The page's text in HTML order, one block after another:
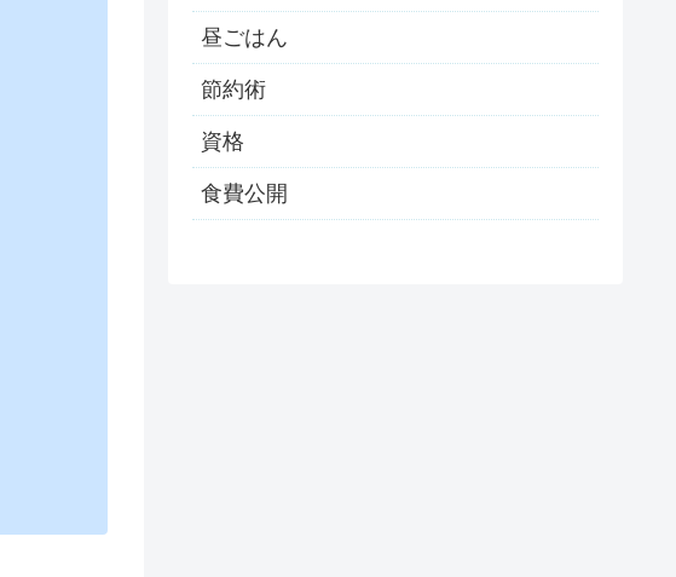
昼ごはん
節約術
資格
食費公開